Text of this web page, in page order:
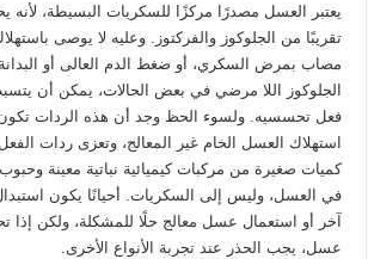
تقريبًا من الجلوكوز والفركتوز. وعليه لا يوصى
مصاب بمرض السكري، أو ضغط الدم العالى أو
الجلوكوز اللا مرضي في بعض الحالات، يمكن أن
فعل تحسسيه. ولسوء الحظ وجد أن هذه الردات
استهلاك العسل الخام غير المعالج، وتعزى ردات
كميات صغيرة من مركبات كيميائية نباتية معينة
في العسل، وليس إلى السكريات. أحيانًا يكون
آخر أو استعمال عسل معالج حلًا للمشكلة، ولكن
عسل، يجب الحذر عند تجربة الأنواع الأخرى.